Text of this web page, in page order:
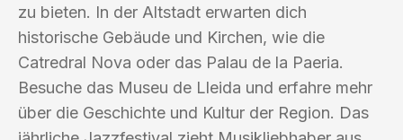
zu bieten. In der Altstadt erwarten dich
historische Gebäude und Kirchen, wie die
Catredral Nova oder das Palau de la Paeria.
Besuche das Museu de Lleida und erfahre mehr
über die Geschichte und Kultur der Region. Das